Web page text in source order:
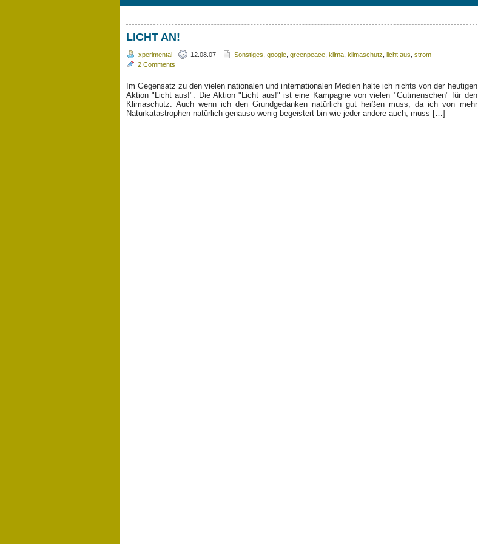
LICHT AN!
xperimental 12.08.07 Sonstiges google, greenpeace, klima, klimaschutz licht aus strom
2 Comments
Im Gegensatz zu den vielen nationalen und internationalen Medien halte ich nichts von der heutigen
Aktion "Licht aus!". Die Aktion "Licht aus!" ist eine Kampagne von vielen "Gutmenschen" für den
Klimaschutz. Auch wenn ich den Grundgedanken natürlich gut heißen muss, da ich von mehr
Naturkatastrophen natürlich genauso wenig begeistert bin wie jeder andere auch, muss […]